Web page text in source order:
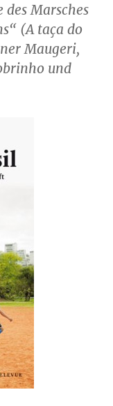
Marsches
(A taça do
Maugeri,
und